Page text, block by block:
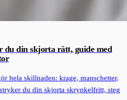
du din skjorta rätt, guide med
hela skillnaden: krage, manschetter,
du din skjorta skrynkelfritt, steg